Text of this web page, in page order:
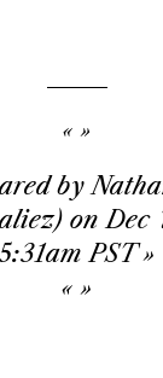
by
on Dec
5:31am PST